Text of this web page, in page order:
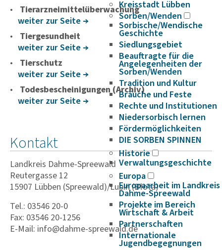
Kreisstadt Lübben
Sorben/Wenden
Sorbische/Wendische
Geschichte
Siedlungsgebiet
Beauftragte für die
Angelegenheiten der
Sorben/Wenden
Tradition und Kultur
Bräuche und Feste
Rechte und Institutionen
Niedersorbisch lernen
Fördermöglichkeiten
DIE SORBEN SPINNEN
Historie
Verwaltungsgeschichte
Europa
Europaarbeit im Landkreis
Dahme-Spreewald
Projekte im Bereich
Wirtschaft & Arbeit
Partnerschaften
Internationale
Jugendbegegnungen
Tierarzneimittelüberwachung
weiter zur Seite
Tiergesundheit
weiter zur Seite
Tierschutz
weiter zur Seite
Todesbescheinigungen (Archiv)
weiter zur Seite
Kontakt
Landkreis Dahme-Spreewald
Reutergasse 12
15907 Lübben (Spreewald)/Lubin (Błota)
Tel.: 03546 20-0
Fax: 03546 20-1256
E-Mail: info@dahme-spreewald.de